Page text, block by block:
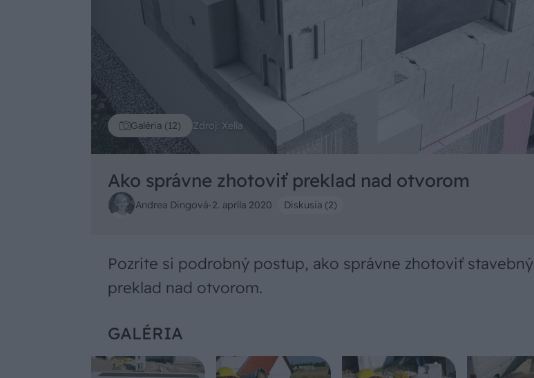
Galéria (12) Zdroj: Xella
Ako správne zhotoviť preklad nad otvorom
Andrea Dingová-2. apríla 2020 Diskusia (2)
Pozrite si podrobný postup, ako správne zhotoviť stavebný
preklad nad otvorom.
GALÉRIA